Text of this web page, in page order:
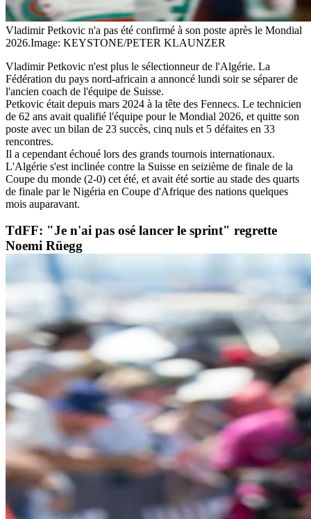
Vladimir Petkovic n'a pas été confirmé à son poste après le Mondial
2026.Image: KEYSTONE/PETER KLAUNZER
Vladimir Petkovic n'est plus le sélectionneur de l'Algérie. La
Fédération du pays nord-africain a annoncé lundi soir se séparer de
l'ancien coach de l'équipe de Suisse.
Petkovic était depuis mars 2024 à la tête des Fennecs. Le technicien
de 62 ans avait qualifié l'équipe pour le Mondial 2026, et quitte son
poste avec un bilan de 23 succès, cinq nuls et 5 défaites en 33
rencontres.
Il a cependant échoué lors des grands tournois internationaux.
L'Algérie s'est inclinée contre la Suisse en seizième de finale de la
Coupe du monde (2-0) cet été, et avait été sortie au stade des quarts
de finale par le Nigéria en Coupe d'Afrique des nations quelques
mois auparavant.
TdFF: "Je n'ai pas osé lancer le sprint" regrette
Noemi Rüegg